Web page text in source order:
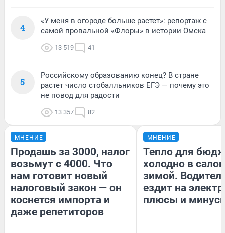
4
«У меня в огороде больше растет»: репортаж с
самой провальной «Флоры» в истории Омска
13 519 41
5
Российскому образованию конец? В стране
растет число стобалльников ЕГЭ — почему это
не повод для радости
13 357 82
МНЕНИЕ
Продашь за 3000, налог
возьмут с 4000. Что
нам готовит новый
налоговый закон — он
коснется импорта и
даже репетиторов
МНЕНИЕ
Тепло для
холодно в
зимой.
ездит на
плюсы и